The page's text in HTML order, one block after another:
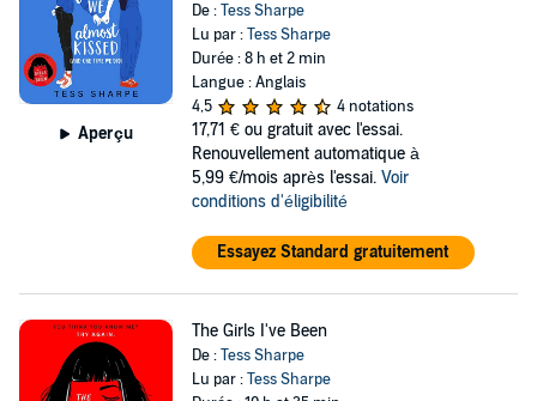
Aperçu
De :Tess Sharpe
Lu par :Tess Sharpe
Durée : 8 h et 2 min
Langue : Anglais
4,5
4 notations
17,71 € ou gratuit avec l'essai.
Renouvellement automatique à
5,99 €/mois après l'essai. Voir
conditions d'éligibilité
Essayez Standard gratuitement
The Girls I've Been
De :Tess Sharpe
Lu par :Tess Sharpe